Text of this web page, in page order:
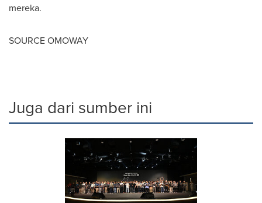
mereka.
SOURCE OMOWAY
Juga dari sumber ini